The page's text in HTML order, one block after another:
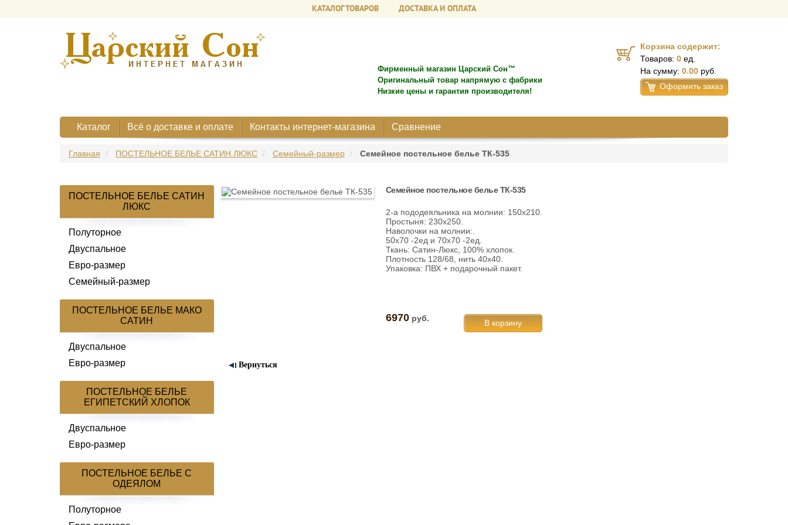
КАТАЛОГ ТОВАРОВ ДОСТАВКА И ОПЛАТА
Фирменный магазин Царский Сон™
Оригинальный товар напрямую с фабрики
Низкие цены и гарантия производителя!
Корзина содержит:
Товаров: 0 ед.
На сумму: 0.00 руб.
Оформить заказ
Каталог Всё о доставке и оплате Контакты интернет-магазина Сравнение
Главная ПОСТЕЛЬНОЕ БЕЛЬЕ САТИН ЛЮКС Семейный-размер Семейное постельное белье ТК-535
ПОСТЕЛЬНОЕ БЕЛЬЕ САТИН
ЛЮКС
Полуторное
Двуспальное
Евро-размер
Семейный-размер
ПОСТЕЛЬНОЕ БЕЛЬЕ МАКО
САТИН
Двуспальное
Евро-размер
ПОСТЕЛЬНОЕ БЕЛЬЕ
ЕГИПЕТСКИЙ ХЛОПОК
Двуспальное
Евро-размер
ПОСТЕЛЬНОЕ БЕЛЬЕ С
ОДЕЯЛОМ
Полуторное
Семейное постельное белье ТК-535
2-а пододеяльника на молнии: 150х210.
Простыня: 230х250.
Наволочки на молнии:.
50х70 -2ед и 70х70 -2ед.
Ткань: Сатин-Люкс, 100% хлопок.
Плотность 128/68, нить 40х40.
Упаковка: ПВХ + подарочный пакет.
6970руб.
Вернуться